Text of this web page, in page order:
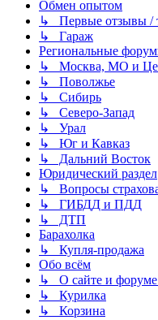
Обмен опытом
↳ Первые отзывы /
↳ Гараж
Региональные
↳ Москва, МО и
↳ Поволжье
↳ Сибирь
↳ Северо-Запад
↳ Урал
↳ Юг и Кавказ
↳ Дальний Восток
Юридический раздел
↳ Вопросы
↳ ГИБДД и ПДД
↳ ДТП
Барахолка
↳ Купля-продажа
Обо всём
↳ О сайте и форуме
↳ Курилка
↳ Корзина